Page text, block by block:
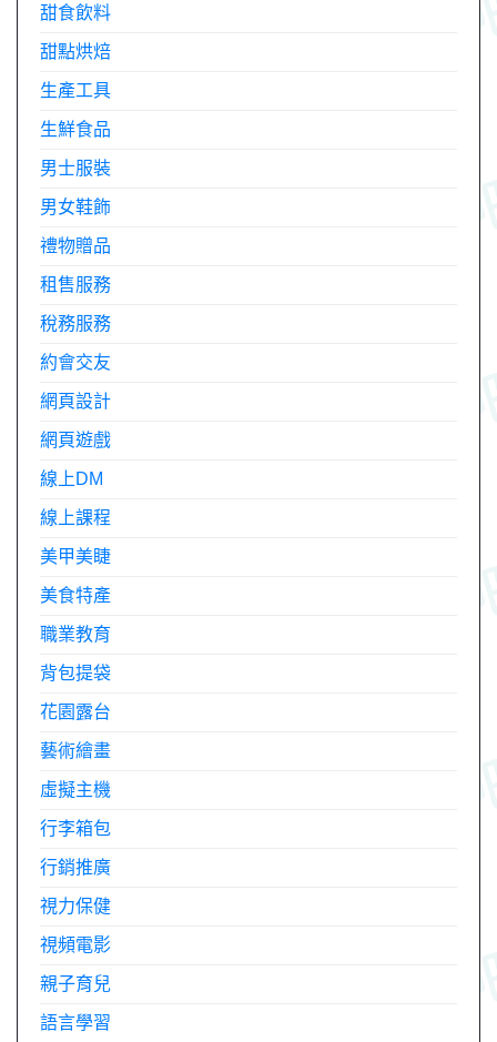
甜食飲料
甜點烘焙
生產工具
生鮮食品
男士服裝
男女鞋飾
禮物贈品
租售服務
稅務服務
約會交友
網頁設計
網頁遊戲
線上DM
線上課程
美甲美睫
美食特產
職業教育
背包提袋
花園露台
藝術繪畫
虛擬主機
行李箱包
行銷推廣
視力保健
視頻電影
親子育兒
語言學習